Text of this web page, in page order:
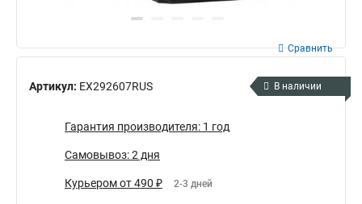
Артикул: EX292607RUS
Сравнить
В наличии
Гарантия производителя: 1 год
Самовывоз: 2 дня
Курьером от 490 ₽ 2-3 дней